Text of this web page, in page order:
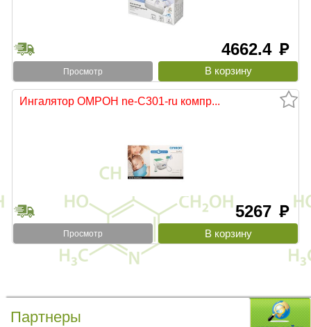
4662.4 руб
Просмотр
Ингалятор ОМРОН ne-С301-ru компр...
5267 руб
Просмотр
Партнеры